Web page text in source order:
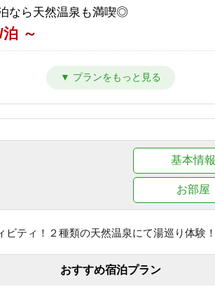
ート / 焼額山スキー場が目
無料♪
無料♪
/ 焼額山スキー場が目の
料♪
なら天然温泉も満喫◎
～
望む露天風呂付の温泉宿！
～
方はこちら！北アルプスを
約にもおすすめ！北アルプ
宿！ティ！２種類の天然温泉にて湯巡り体験！
基本情報
お部屋
おすすめ宿泊プラン